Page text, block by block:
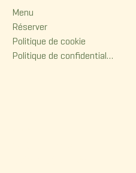
Menu
Réserver
Politique de cookie
Politique de confidentialité